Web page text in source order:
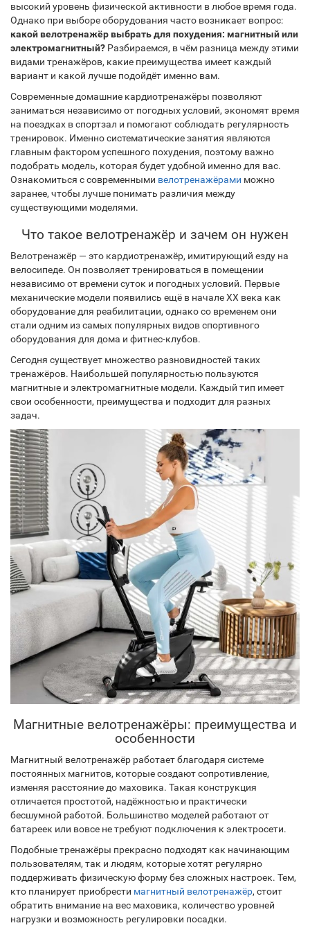
высокий уровень физической активности в любое время года.
Однако при выборе оборудования часто возникает вопрос:
какой велотренажёр выбрать для похудения: магнитный или
электромагнитный? Разбираемся, в чём разница между этими
видами тренажёров, какие преимущества имеет каждый
вариант и какой лучше подойдёт именно вам.
Современные домашние кардиотренажёры позволяют
заниматься независимо от погодных условий, экономят время
на поездках в спортзал и помогают соблюдать регулярность
тренировок. Именно систематические занятия являются
главным фактором успешного похудения, поэтому важно
подобрать модель, которая будет удобной именно для вас.
Ознакомиться с современными велотренажёрами можно
заранее, чтобы лучше понимать различия между
существующими моделями.
Что такое велотренажёр и зачем он нужен
Велотренажёр — это кардиотренажёр, имитирующий езду на
велосипеде. Он позволяет тренироваться в помещении
независимо от времени суток и погодных условий. Первые
механические модели появились ещё в начале XX века как
оборудование для реабилитации, однако со временем они
стали одним из самых популярных видов спортивного
оборудования для дома и фитнес-клубов.
Сегодня существует множество разновидностей таких
тренажёров. Наибольшей популярностью пользуются
магнитные и электромагнитные модели. Каждый тип имеет
свои особенности, преимущества и подходит для разных
задач.
Магнитные велотренажёры: преимущества и
особенности
Магнитный велотренажёр работает благодаря системе
постоянных магнитов, которые создают сопротивление,
изменяя расстояние до маховика. Такая конструкция
отличается простотой, надёжностью и практически
бесшумной работой. Большинство моделей работают от
батареек или вовсе не требуют подключения к электросети.
Подобные тренажёры прекрасно подходят как начинающим
пользователям, так и людям, которые хотят регулярно
поддерживать физическую форму без сложных настроек. Тем,
кто планирует приобрести магнитный велотренажёр, стоит
обратить внимание на вес маховика, количество уровней
нагрузки и возможность регулировки посадки.